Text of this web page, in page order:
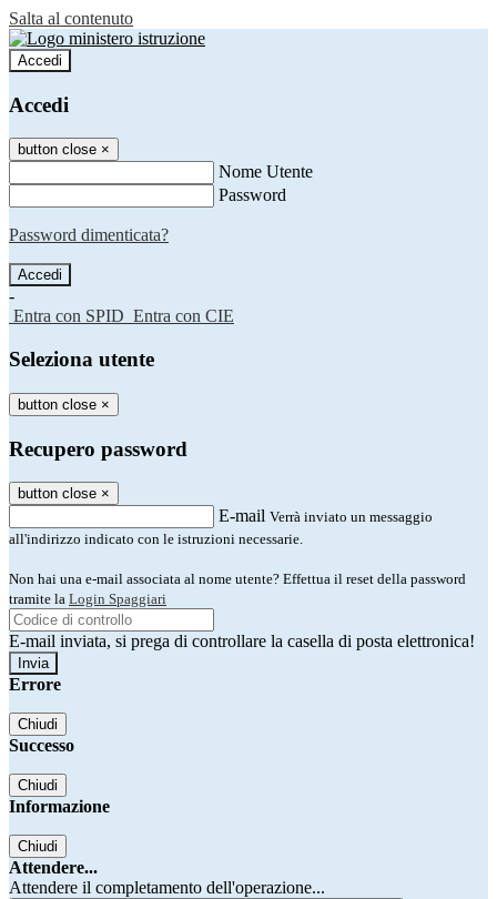
Salta al contenuto
Accedi
Accedi
button close ×
Nome Utente
Password
Password dimenticata?
-
Entra con SPID Entra con CIE
Seleziona utente
button close ×
Recupero password
button close ×
E-mail Verrà inviato un messaggio
all'indirizzo indicato con le istruzioni necessarie.
Non hai una e-mail associata al nome utente? Effettua il reset della password
tramite la Login Spaggiari
E-mail inviata, si prega di controllare la casella di posta elettronica!
Errore
Chiudi
Successo
Chiudi
Informazione
Chiudi
Attendere...
Attendere il completamento dell'operazione...